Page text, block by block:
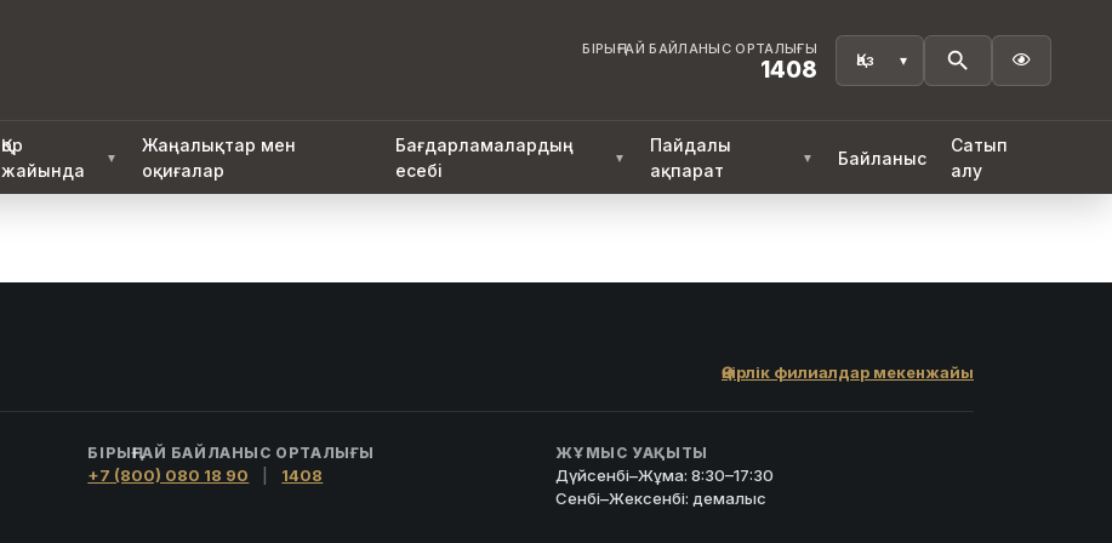
БІРЫҢҒАЙ БАЙЛАНЫС ОРТАЛЫҒЫ
1408 
Қор
жайында
▼
Жаңалықтар мен
оқиғалар
Бағдарламалардың
есебі
▼
Пайдалы
ақпарат
▼ Байланыс
Сатып
алу
Өңірлік филиалдар мекенжайы
БІРЫҢҒАЙ БАЙЛАНЫС ОРТАЛЫҒЫ
+7 (800) 080 18 90 1408
ЖҰМЫС УАҚЫТЫ
Дүйсенбі–Жұма: 8:30–17:30
Сенбі–Жексенбі: демалыс